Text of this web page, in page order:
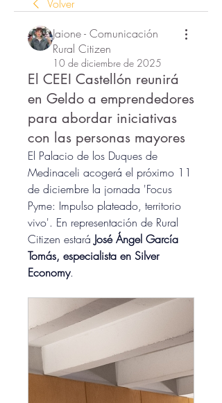
Volver
Jaione - Comunicación
Rural Citizen
10 de diciembre de 2025
El CEEI Castellón reunirá
en Geldo a emprendedores
para abordar iniciativas
con las personas mayores
El Palacio de los Duques de
Medinaceli acogerá el próximo 11
de diciembre la jornada 'Focus
Pyme: Impulso plateado, territorio
vivo'. En representación de Rural
Citizen estará José Ángel García
Tomás, especialista en Silver
Economy.